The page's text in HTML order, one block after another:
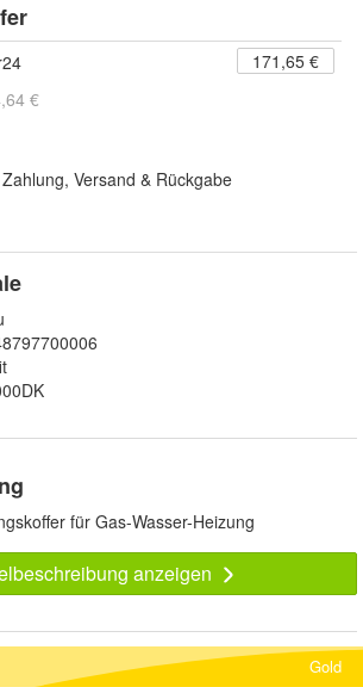
171,65 €
€
Zahlung, Versand & Rückgabe
für Gas-Wasser-Heizung
anzeigen
Gold